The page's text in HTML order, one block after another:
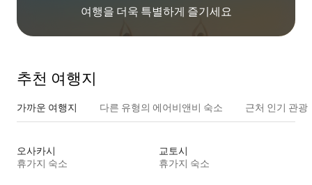
여행을 더욱 특별하게 즐기세요
추천 여행지
가까운 여행지 다른 유형의 에어비앤비 숙소 근처 인기 관광
오사카시
휴가지 숙소
교토시
휴가지 숙소